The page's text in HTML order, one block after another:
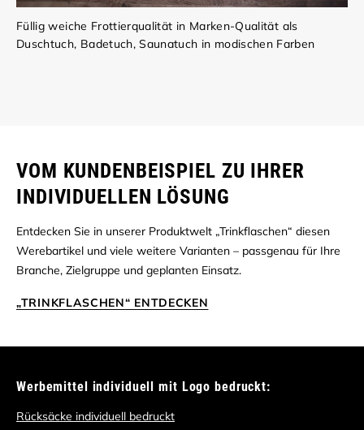
Füllig weiche Frottierqualität in Marken-Qualität als
Duschtuch, Badetuch, Saunatuch in modischen Farben
VOM KUNDENBEISPIEL ZU IHRER
INDIVIDUELLEN LÖSUNG
Entdecken Sie in unserer Produktwelt „Trinkflaschen“ diesen
Werebartikel und viele weitere Varianten – passgenau für Ihre
Branche, Zielgruppe und geplanten Einsatz.
„TRINKFLASCHEN“ ENTDECKEN
Werbemittel individuell mit Logo bedruckt:
Rücksäcke individuell bedruckt